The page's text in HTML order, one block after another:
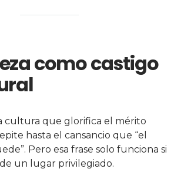
como castigo
cultura que glorifica el mérito
hasta el cansancio que “el
Pero esa frase solo funciona si
un lugar privilegiado.